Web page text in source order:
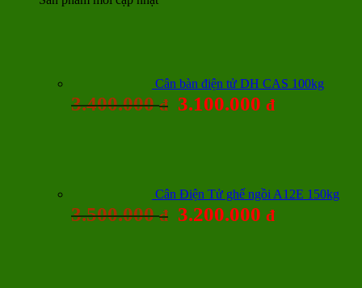
Cân bàn điện tử DH CAS 100kg
3.400.000đ 3.100.000 đ
Cân Điện Tử ghế ngồi A12E 150kg
3.500.000đ 3.200.000 đ